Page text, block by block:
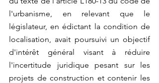
l'urbanisme, en relevant que le
législateur, en édictant la condition de
localisation, avait poursuivi un objectif
d'intérêt général visant à réduire
l'incertitude juridique pesant sur les
projets de construction et contenir les